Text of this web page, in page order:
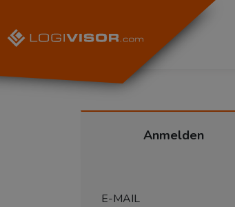
Anmelden
E-MAIL